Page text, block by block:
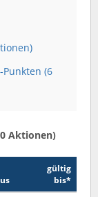
(6
Aktionen)
gültig
bis*